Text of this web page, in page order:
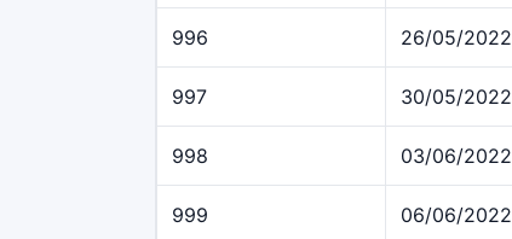
996 26/05/2022
997 30/05/2022
998 03/06/2022
999 06/06/2022